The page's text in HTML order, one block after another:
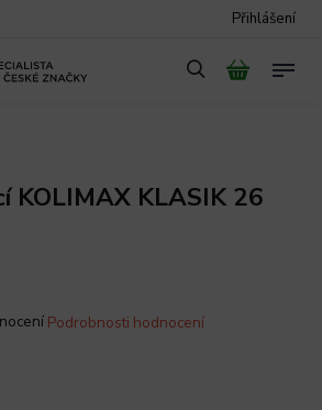
Přihlášení
KOLIMAX KLASIK 26
Podrobnosti hodnocení